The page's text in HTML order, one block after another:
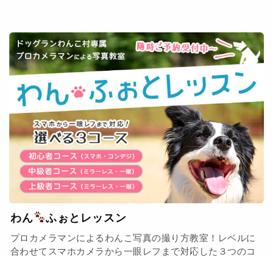
わん ふぉとレッスン
プロカメラマンによるわんこ写真の撮り方教室！レベルに
合わせてスマホカメラから一眼レフまで対応した３つのコ